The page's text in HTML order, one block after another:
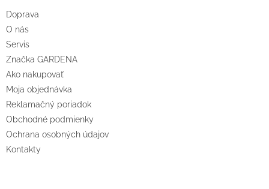
e
Doprava
O nás
Servis
Značka GARDENA
Ako nakupovať
Moja objednávka
Reklamačný poriadok
Obchodné podmienky
Ochrana osobných údajov
Kontakty